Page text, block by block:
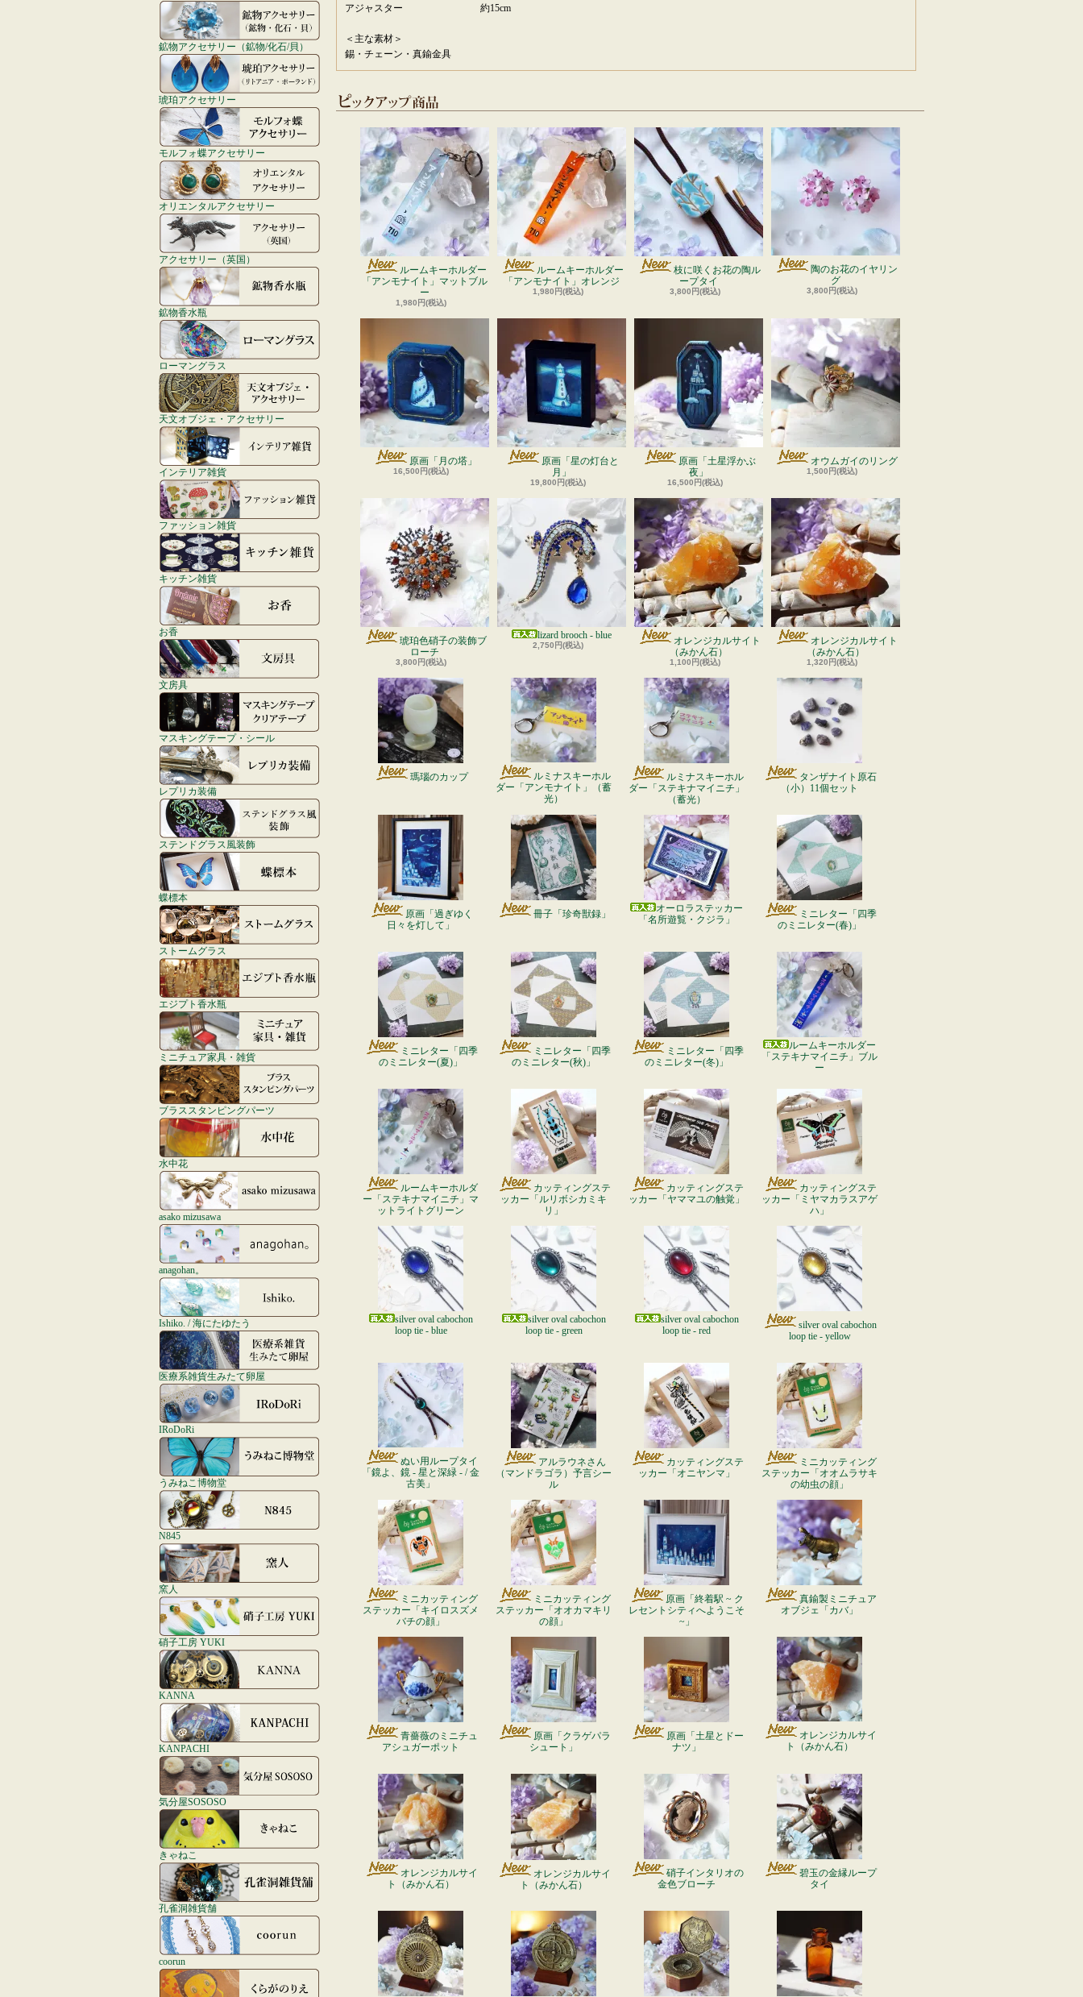
鉱物アクセサリー（鉱物/化石/貝）
琥珀アクセサリー
モルフォ蝶アクセサリー
オリエンタルアクセサリー
アクセサリー（英国）
鉱物香水瓶
ローマングラス
天文オブジェ・アクセサリー
インテリア雑貨
ファッション雑貨
キッチン雑貨
お香
文房具
マスキングテープ・シール
レプリカ装備
ステンドグラス風装飾
蝶標本
ストームグラス
エジプト香水瓶
ミニチュア家具・雑貨
ブラススタンピングパーツ
水中花
asako mizusawa
anagohan。
Ishiko. / 海にたゆたう
医療系雑貨生みたて卵屋
IRoDoRi
うみねこ博物堂
N845
窯人
硝子工房 YUKI
KANNA
KANPACHI
気分屋SOSOSO
きゃねこ
孔雀洞雑貨舗
coorun
アジャスター 約15cm
＜主な素材＞
錫・チェーン・真鍮金具
ルームキーホルダー
「アンモナイト」マットブル
ー
1,980円(税込)
ルームキーホルダー
「アンモナイト」オレンジ
1,980円(税込)
枝に咲くお花の陶ル
ープタイ
3,800円(税込)
陶のお花のイヤリン
グ
3,800円(税込)
原画「月の塔」
16,500円(税込)
原画「星の灯台と
月」
19,800円(税込)
原画「土星浮かぶ
夜」
16,500円(税込)
オウムガイのリング
1,500円(税込)
琥珀色硝子の装飾ブ
ローチ
3,800円(税込)
lizard brooch - blue
2,750円(税込)
オレンジカルサイト
（みかん石）
1,100円(税込)
オレンジカルサイト
（みかん石）
1,320円(税込)
瑪瑙のカップ
ルミナスキーホル
ダー「アンモナイト」（蓄
光）
ルミナスキーホル
ダー「ステキナマイニチ」
（蓄光）
タンザナイト原石
（小）11個セット
原画「過ぎゆく
日々を灯して」
冊子「珍奇獣録」
オーロラステッカー
「名所遊覧・クジラ」
ミニレター「四季
のミニレター(春)」
ミニレター「四季
のミニレター(夏)」
ミニレター「四季
のミニレター(秋)」
ミニレター「四季
のミニレター(冬)」
ルームキーホルダー
「ステキナマイニチ」ブル
ー
ルームキーホルダ
ー「ステキナマイニチ」マ
ットライトグリーン
カッティングステ
ッカー「ルリボシカミキ
リ」
カッティングステ
ッカー「ヤママユの触覚」
カッティングステ
ッカー「ミヤマカラスアゲ
ハ」
silver oval cabochon
loop tie - blue
silver oval cabochon
loop tie - green
silver oval cabochon
loop tie - red
silver oval cabochon
loop tie - yellow
ぬい用ループタイ
「鏡よ、鏡 - 星と深緑 - / 金
古美」
アルラウネさん
（マンドラゴラ）予言シー
ル
カッティングステ
ッカー「オニヤンマ」
ミニカッティング
ステッカー「オオムラサキ
の幼虫の顔」
ミニカッティング
ステッカー「キイロスズメ
バチの顔」
ミニカッティング
ステッカー「オオカマキリ
の顔」
原画「終着駅 ~ ク
レセントシティへようこそ
~」
真鍮製ミニチュア
オブジェ「カバ」
青薔薇のミニチュ
アシュガーポット
原画「クラゲパラ
シュート」
原画「土星とドー
ナツ」
オレンジカルサイ
ト（みかん石）
オレンジカルサイ
ト（みかん石）
オレンジカルサイ
ト（みかん石）
硝子インタリオの
金色ブローチ
碧玉の金縁ループ
タイ